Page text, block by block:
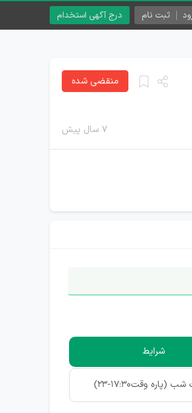
درج آگهی استخدام ثبت نام
۷ سال پیش
منقضی شده
شرایط
(پاره وقت17:30-23)